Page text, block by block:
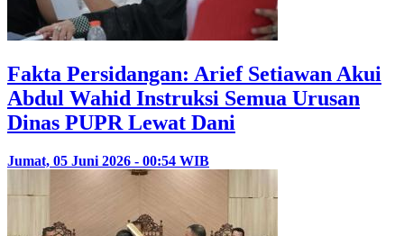
Fakta Persidangan: Arief Setiawan Akui
Abdul Wahid Instruksi Semua Urusan
Dinas PUPR Lewat Dani
Jumat, 05 Juni 2026 - 00:54 WIB